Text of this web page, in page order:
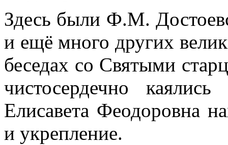
Здесь были Ф.М.
и ещё много других
беседах со Святыми
чистосердечно
Елисавета Феодоровна
и укрепление.